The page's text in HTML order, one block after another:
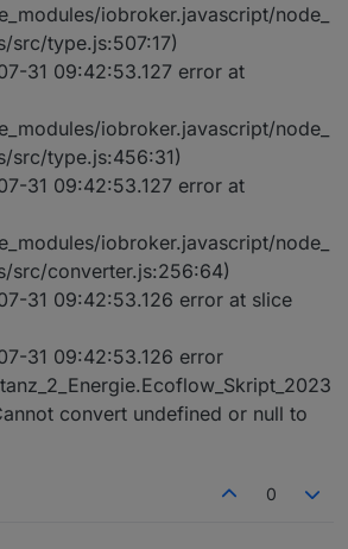
iobroker.javascript/node_
src/type.js:507:17)
31 09:42:53.127 error at
iobroker.javascript/node_
src/type.js:456:31)
31 09:42:53.127 error at
iobroker.javascript/node_
src/converter.js:256:64)
31 09:42:53.126 error at slice
31 09:42:53.126 error
convert undefined or null to
0